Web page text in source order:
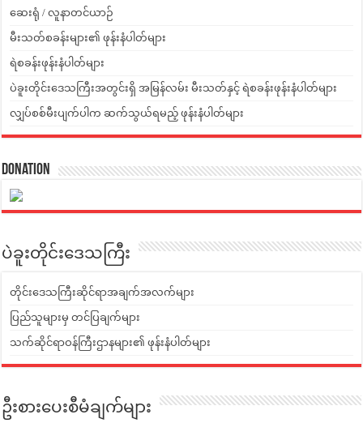
ဆေးရုံ / လူနာတင်ယာဉ်
မီးသတ်စခန်းများ၏ ဖုန်းနံပါတ်များ
ရဲစခန်းဖုန်းနံပါတ်များ
ပဲခူးတိုင်းဒေသကြီးအတွင်းရှိ အမြန်လမ်း မီးသတ်နှင့် ရဲစခန်းဖုန်းနံပါတ်များ
လျှပ်စစ်မီးပျက်ပါက ဆက်သွယ်ရမည့် ဖုန်းနံပါတ်များ
Donation
ပဲခူးတိုင်းဒေသကြီး
တိုင်းဒေသကြီးဆိုင်ရာအချက်အလက်များ
ပြည်သူများမှ တင်ပြချက်များ
သက်ဆိုင်ရာဝန်ကြီးဌာနများ၏ ဖုန်းနံပါတ်များ
ဦးစားပေးစီမံချက်များ